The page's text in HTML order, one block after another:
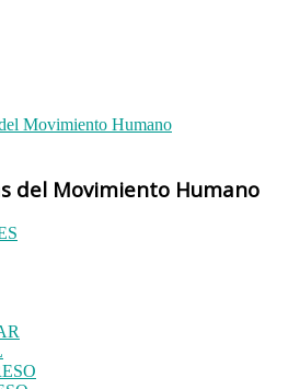
Movimiento Humano
del Movimiento Humano